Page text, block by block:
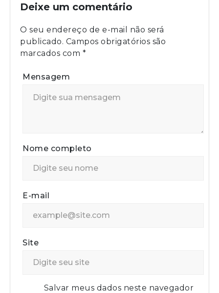
Deixe um comentário
O seu endereço de e-mail não será
publicado. Campos obrigatórios são
marcados com *
Mensagem
Nome completo
E-mail
Site
Salvar meus dados neste navegador